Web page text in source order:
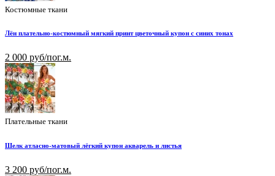
Костюмные ткани
Лён плательно-костюмный мягкий принт цветочный купон с синих тонах
2 000 руб/пог.м.
Плательные ткани
Шелк атласно-матовый лёгкий купон акварель и листья
3 200 руб/пог.м.